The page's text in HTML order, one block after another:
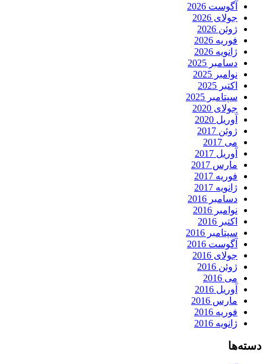
آگوست 2026
جولای 2026
ژوئن 2026
فوریه 2026
ژانویه 2026
دسامبر 2025
نوامبر 2025
اکتبر 2025
سپتامبر 2025
جولای 2020
آوریل 2020
ژوئن 2017
می 2017
آوریل 2017
مارس 2017
فوریه 2017
ژانویه 2017
دسامبر 2016
نوامبر 2016
اکتبر 2016
سپتامبر 2016
آگوست 2016
جولای 2016
ژوئن 2016
می 2016
آوریل 2016
مارس 2016
فوریه 2016
ژانویه 2016
دسته‌ها